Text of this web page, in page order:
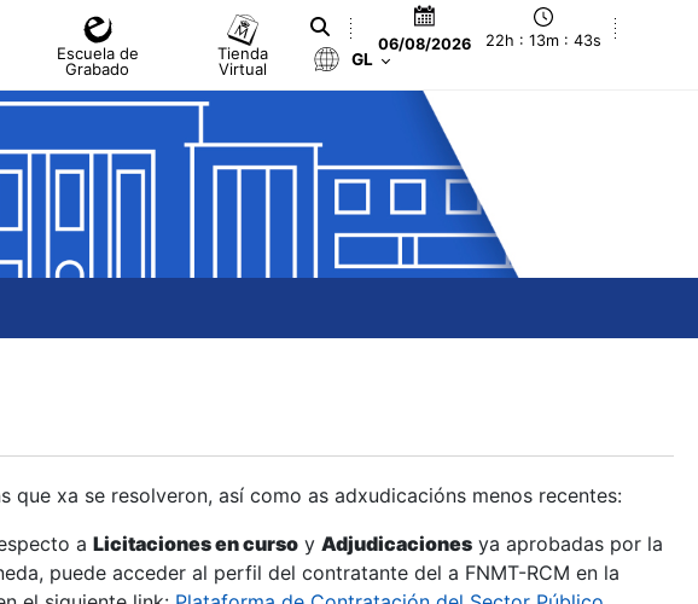
Escuela de
Grabado
Tienda
Virtual
06/08/2026 22h : 13m : 43s
GL
xa se resolveron, así como as adxudicacións menos recentes:
a Licitaciones en curso y Adjudicaciones ya aprobadas por la
puede acceder al perfil del contratante del a FNMT-RCM en la